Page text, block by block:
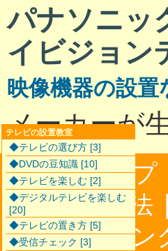
パナソニッ
イビジョ
映像機器の設
メーカーが
サイトマップ
配線接続方法 |
合わせ|リン
テレビの設置教室
◆テレビの選び方 [3]
◆DVDの豆知識 [10]
◆テレビを楽しむ [2]
◆デジタルテレビを楽しむ
[20]
◆テレビの置き方 [5]
◆受信チェック [3]